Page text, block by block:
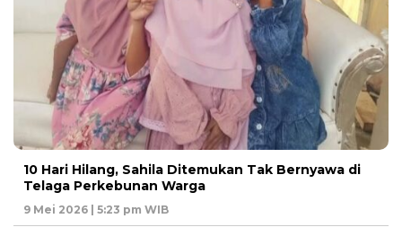
10 Hari Hilang, Sahila Ditemukan Tak Bernyawa di
Telaga Perkebunan Warga
9 Mei 2026 | 5:23 pm WIB